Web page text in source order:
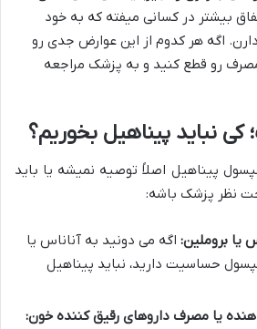
بیشتر در کسانی میفته که به خود
اگه هر کدوم از این عوارض جدی رو
مصرف رو قطع کنید و به پزشک مراجعه
نباید پیناهیل بخوریم؟
پیناهیل اصلاً توصیه نمیشه یا باید
نظر پزشک باشه:
یا بروملین: اگه می دونید به آناناس یا
حساسیت دارید، نباید پیناهیل
یا مصرف داروهای رقیق کننده خون: